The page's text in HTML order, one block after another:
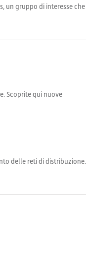
un gruppo di interesse che
Scoprite qui nuove
delle reti di distribuzione.